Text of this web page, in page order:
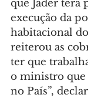
que Jader terá
execução da
habitacional
reiterou as
ter que
o ministro que
no País”,